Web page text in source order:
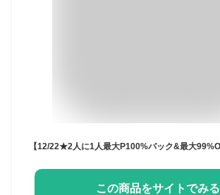
この商品をサイトでみる